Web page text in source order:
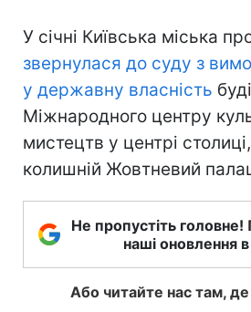
У січні Київська міська
звернулася до суду з
у державну власність
Міжнародного центру
мистецтв у центрі
колишній Жовтневий
Не пропустіть головне!
наші оновлення
Або читайте нас там,